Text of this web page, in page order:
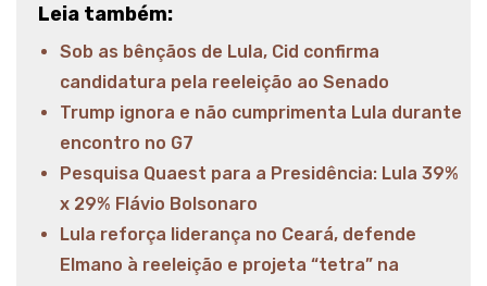
Leia também:
Sob as bênçãos de Lula, Cid confirma
candidatura pela reeleição ao Senado
Trump ignora e não cumprimenta Lula durante
encontro no G7
Pesquisa Quaest para a Presidência: Lula 39%
x 29% Flávio Bolsonaro
Lula reforça liderança no Ceará, defende
Elmano à reeleição e projeta “tetra” na